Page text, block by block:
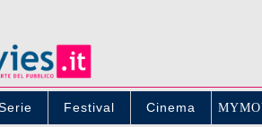
Festival Cinema